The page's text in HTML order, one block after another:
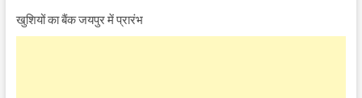
खुशियों का बैंक जयपुर में प्रारंभ